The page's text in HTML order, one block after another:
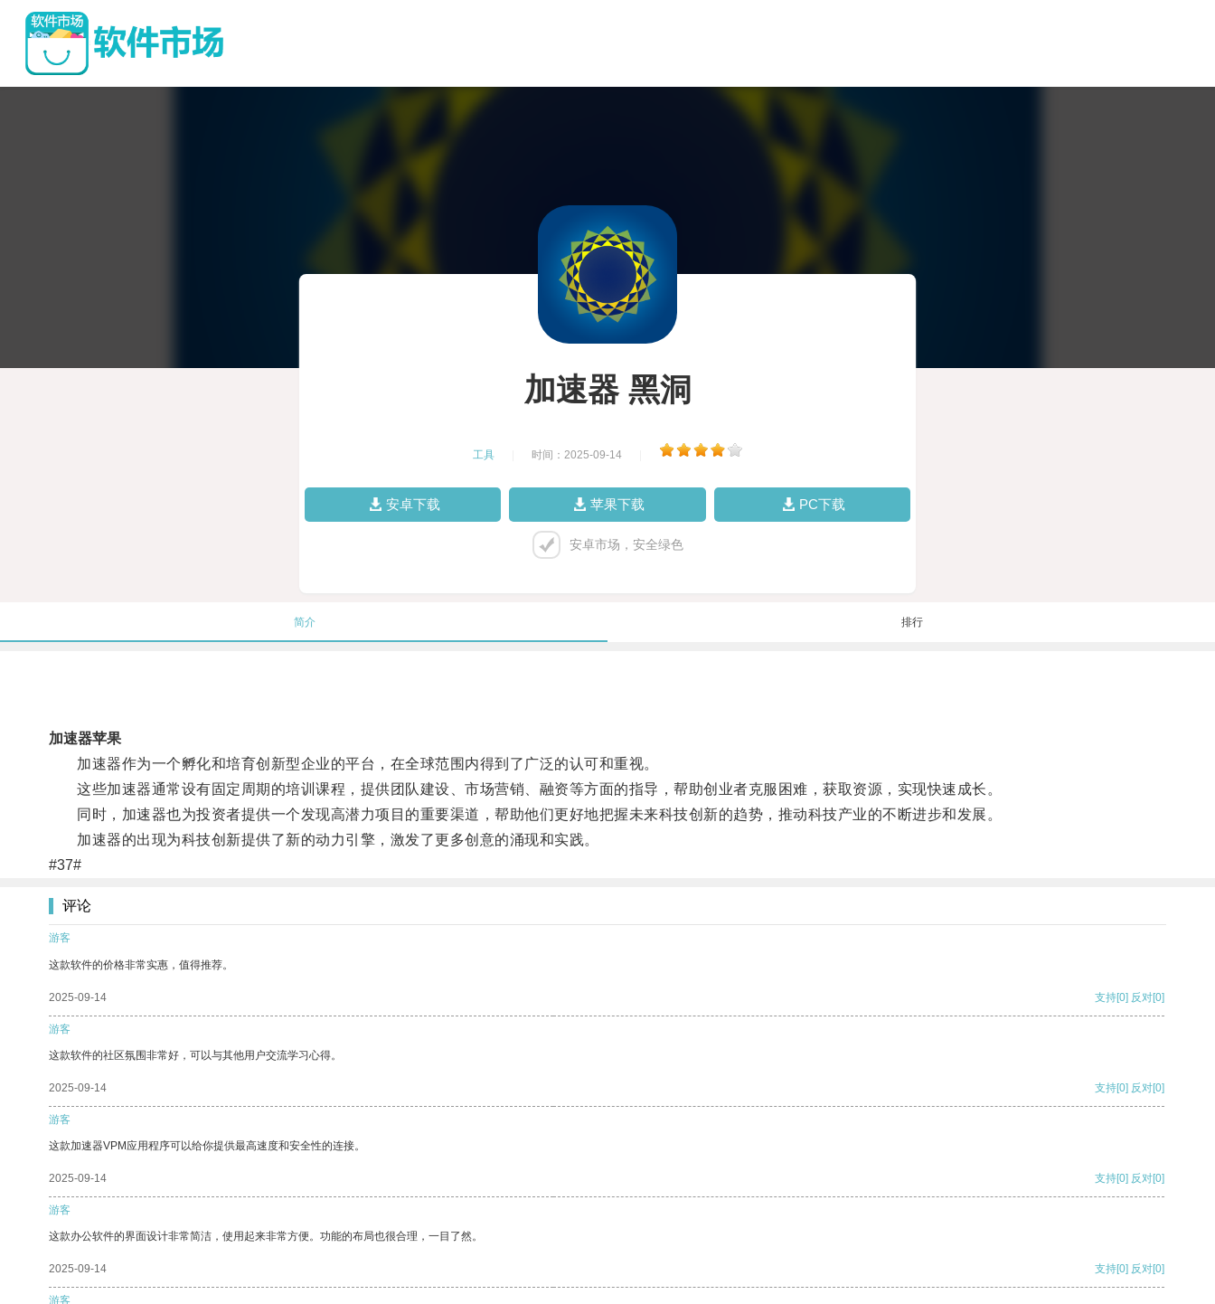
加速器 黑洞
工具 时间：2025-09-14
安卓下载 苹果下载 PC下载
安卓市场，安全绿色
简介 排行
加速器苹果
加速器作为一个孵化和培育创新型企业的平台，在全球范围内得到了广泛的认可和重视。
这些加速器通常设有固定周期的培训课程，提供团队建设、市场营销、融资等方面的指导，帮助创业者克服困难，获取资源，实现快速成长。
同时，加速器也为投资者提供一个发现高潜力项目的重要渠道，帮助他们更好地把握未来科技创新的趋势，推动科技产业的不断进步和发展。
加速器的出现为科技创新提供了新的动力引擎，激发了更多创意的涌现和实践。
#37#
评论
游客
这款软件的价格非常实惠，值得推荐。
2025-09-14 支持[0] 反对[0]
游客
这款软件的社区氛围非常好，可以与其他用户交流学习心得。
2025-09-14 支持[0] 反对[0]
游客
这款加速器VPM应用程序可以给你提供最高速度和安全性的连接。
2025-09-14 支持[0] 反对[0]
游客
这款办公软件的界面设计非常简洁，使用起来非常方便。功能的布局也很合理，一目了然。
2025-09-14 支持[0] 反对[0]
游客